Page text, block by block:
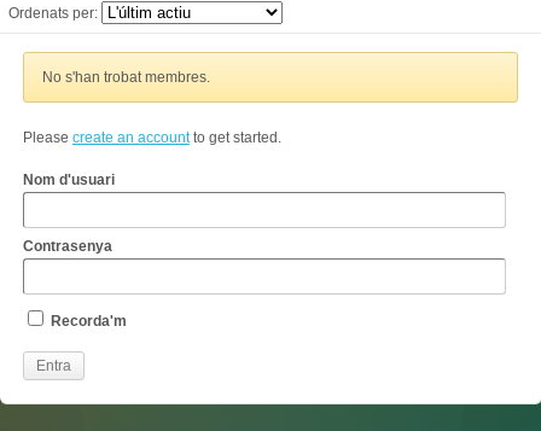
Ordenats per:
No s'han trobat membres.
Please create an accountto get started.
Nom d'usuari
Contrasenya
Recorda'm